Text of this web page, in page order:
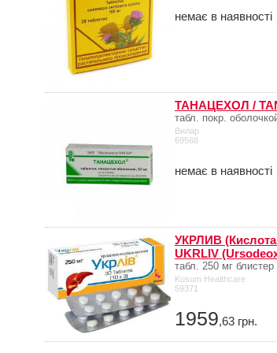
немає в наявності
ТАНАЦЕХОЛ /
табл. покр.
Вилар
69568
немає в наявності
УКРЛИВ (Кислота
UKRLIV
табл. 250 мг
Kusum Healthcare
59371
1959,63 грн.